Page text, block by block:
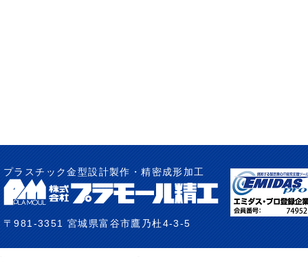
プラスチック金型設計製作・精密成形加工
〒981-3351 宮城県富谷市鷹乃杜4-3-5